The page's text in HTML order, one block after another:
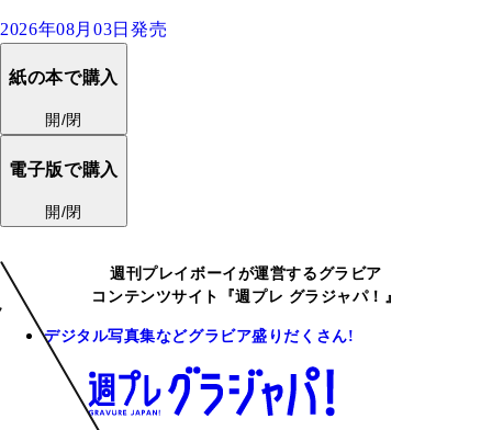
2026年08月03日発売
紙の本で購入
開/閉
電子版で購入
開/閉
週刊プレイボーイが運営するグラビア
コンテンツサイト『週プレ グラジャパ！』
デジタル写真集などグラビア盛りだくさん!